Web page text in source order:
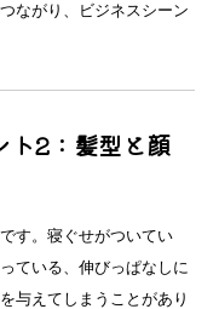
ながり、ビジネスシーン
ト2：髪型と顔
す。寝ぐせがついてい
ている、伸びっぱなしに
与えてしまうことがあり